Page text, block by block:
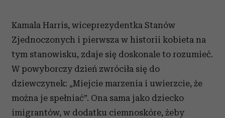
Kamala Harris, wiceprezydentka Stanów
Zjednoczonych i pierwsza w historii kobieta na
tym stanowisku, zdaje się doskonale to rozumieć.
W powyborczy dzień zwróciła się do
dziewczynek: „Miejcie marzenia i uwierzcie, że
można je spełniać”. Ona sama jako dziecko
imigrantów, w dodatku ciemnoskóre, żeby